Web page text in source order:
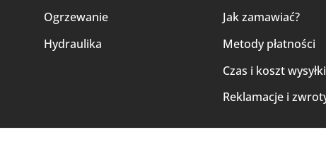
Ogrzewanie
Hydraulika
Jak zamawiać?
Metody płatności
Czas i koszt wysyłki
Reklamacje i